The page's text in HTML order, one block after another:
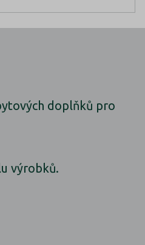
doplňků pro
výrobků.